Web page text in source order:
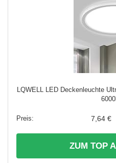
LQWELL LED Deckenleuchte
7,64 €
ZUM TOP